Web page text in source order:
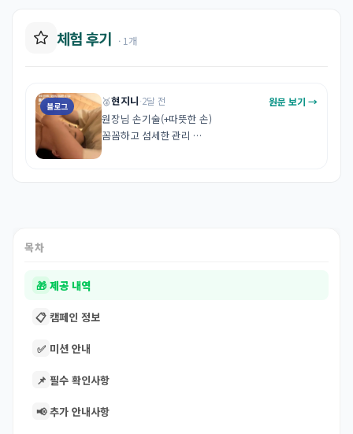
체험 후기 · 1개
블로그 🥈현지니·2달 전 원문 보기 →
원장님 손기술(+따뜻한 손)
꼼꼼하고 섬세한 관리
목차
🎁 제공 내역
📋 캠페인 정보
✅ 미션 안내
📌 필수 확인사항
📢 추가 안내사항